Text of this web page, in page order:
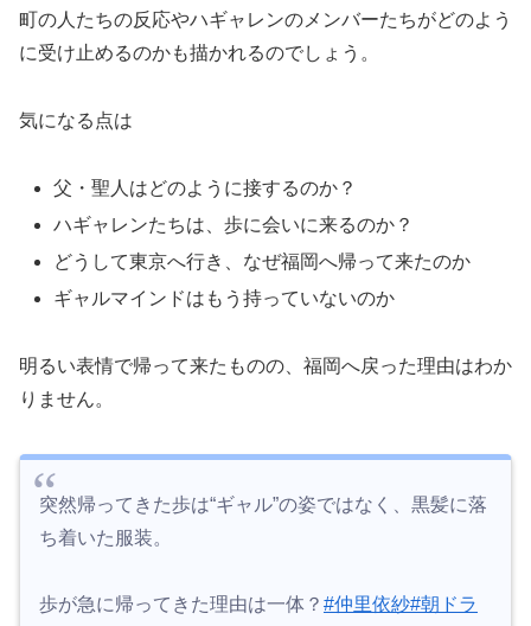
町の人たちの反応やハギャレンのメンバーたちがどのよう
に受け止めるのかも描かれるのでしょう。
気になる点は
父・聖人はどのように接するのか？
ハギャレンたちは、歩に会いに来るのか？
どうして東京へ行き、なぜ福岡へ帰って来たのか
ギャルマインドはもう持っていないのか
明るい表情で帰って来たものの、福岡へ戻った理由はわか
りません。
突然帰ってきた歩は“ギャル”の姿ではなく、黒髪に落
ち着いた服装。
歩が急に帰ってきた理由は一体？ #仲里依紗#朝ドラ